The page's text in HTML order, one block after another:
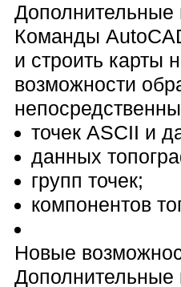
Дополнительные
Команды
и строить карты
возможности
точек ASCII и
данных
групп точек;
компонентов
Новые
Дополнительные